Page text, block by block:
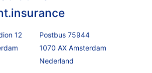
12
Postbus 75944
1070 AX Amsterdam
Nederland